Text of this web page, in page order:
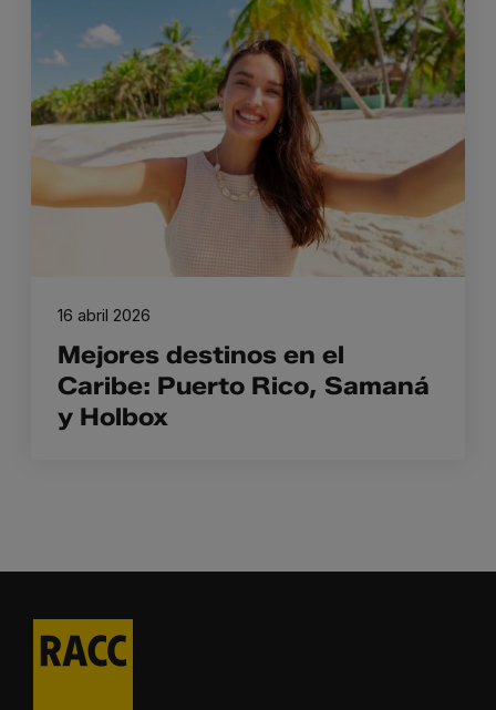
Mejores destinos en el
Caribe: Puerto Rico, Samaná
y Holbox
16 abril 2026